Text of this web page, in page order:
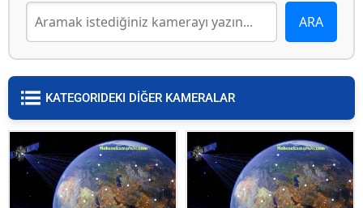
KATEGORIDEKI DİĞER KAMERALAR